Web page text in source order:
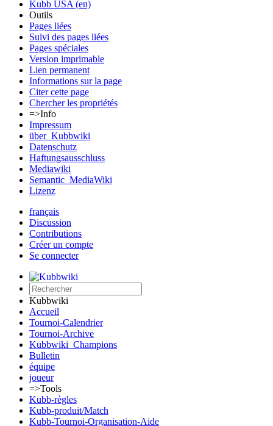
Kubb USA (en)
Outils
Pages liées
Suivi des pages liées
Pages spéciales
Version imprimable
Lien permanent
Informations sur la page
Citer cette page
Chercher les propriétés
=>Info
Impressum
über_Kubbwiki
Datenschutz
Haftungsausschluss
Mediawiki
Semantic_MediaWiki
Lizenz
français
Discussion
Contributions
Créer un compte
Se connecter
Kubbwiki
Accueil
Tournoi-Calendrier
Tournoi-Archive
Kubbwiki_Champions
Bulletin
équipe
joueur
=>Tools
Kubb-règles
Kubb-produit/Match
Kubb-Tournoi-Organisation-Aide